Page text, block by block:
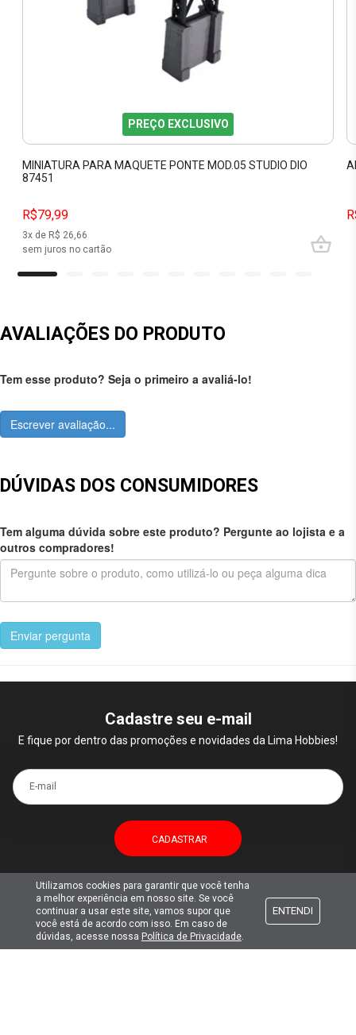
PREÇO EXCLUSIVO
MINIATURA PARA MAQUETE PONTE MOD.05 STUDIO DIO
87451
R$79,99
3x de R$ 26,66
sem juros no cartão
AVALIAÇÕES DO PRODUTO
Tem esse produto? Seja o primeiro a avaliá-lo!
Escrever avaliação...
DÚVIDAS DOS CONSUMIDORES
Tem alguma dúvida sobre este produto? Pergunte ao lojista e a
outros compradores!
Enviar pergunta
Cadastre seu e-mail
E fique por dentro das promoções e novidades da Lima Hobbies!
E-mail
Atendimento
Formas de pagamento
Utilizamos cookies para garantir que você tenha
a melhor experiência em nosso site. Se você
continuar a usar este site, vamos supor que
você está de acordo com isso. Em caso de
dúvidas, acesse nossa Política de Privacidade.
ENTENDI